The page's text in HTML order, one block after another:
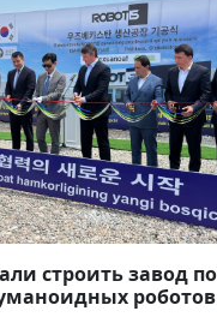
строить завод по
роботов